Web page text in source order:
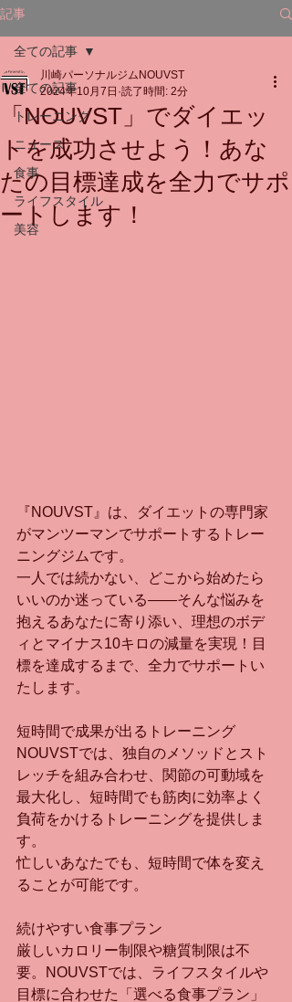
トレーニングの流れ 施設
スタッフ よくある質問 料金
お問い合わせ
記事
全ての記事
トレーニング
ニュース
食事
ライフスタイル
美容
全ての記事
「NOUVST」でダイエッ
トを成功させよう！あな
たの目標達成を全力でサポ
ートします！
川崎パーソナルジムNOUVST
2024年10月7日 読了時間: 2分
『NOUVST』は、ダイエットの専門家
がマンツーマンでサポートするトレー
ニングジムです。
一人では続かない、どこから始めたら
いいのか迷っている――そんな悩みを
抱えるあなたに寄り添い、理想のボデ
ィとマイナス10キロの減量を実現！目
標を達成するまで、全力でサポートい
たします。
短時間で成果が出るトレーニング
NOUVSTでは、独自のメソッドとスト
レッチを組み合わせ、関節の可動域を
最大化し、短時間でも筋肉に効率よく
負荷をかけるトレーニングを提供しま
す。
忙しいあなたでも、短時間で体を変え
ることが可能です。
続けやすい食事プラン
厳しいカロリー制限や糖質制限は不
要。NOUVSTでは、ライフスタイルや
目標に合わせた「選べる食事プラン」